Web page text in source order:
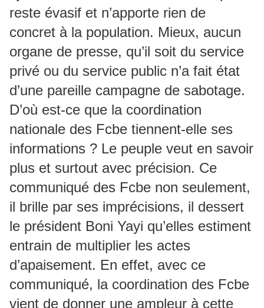
reste évasif et n’apporte rien de
concret à la population. Mieux, aucun
organe de presse, qu’il soit du service
privé ou du service public n’a fait état
d’une pareille campagne de sabotage.
D’où est-ce que la coordination
nationale des Fcbe tiennent-elle ses
informations ? Le peuple veut en savoir
plus et surtout avec précision. Ce
communiqué des Fcbe non seulement,
il brille par ses imprécisions, il dessert
le président Boni Yayi qu’elles estiment
entrain de multiplier les actes
d’apaisement. En effet, avec ce
communiqué, la coordination des Fcbe
vient de donner une ampleur à cette